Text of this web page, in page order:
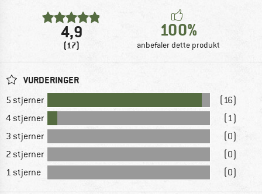
4,9
(17)
100%
anbefaler dette produkt
VURDERINGER
5 stjerner
(16)
4 stjerner
(1)
3 stjerner
(0)
2 stjerner
(0)
1 stjerne
(0)